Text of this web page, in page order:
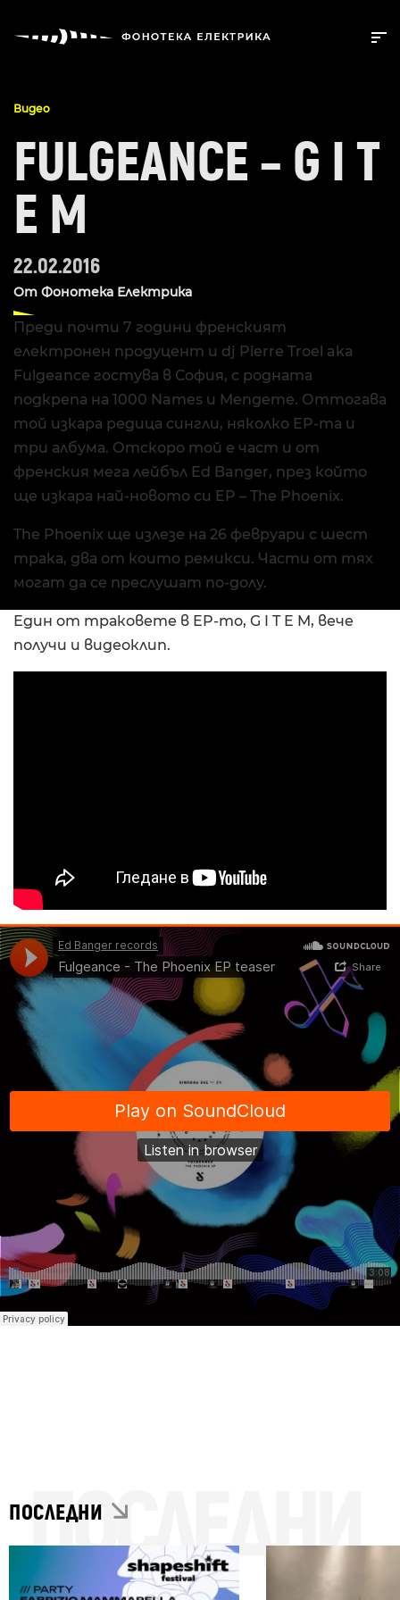
Видео
FULGEANCE – G I T
E M
22.02.2016
От Фонотека Електрика
Преди почти 7 години френският
електронен продуцент и dj Pierre Troel aka
Fulgeance гостува в София, с родната
подкрепа на 1000 Names и Mengeme. Оттогава
той изкара редица сингли, няколко EP-та и
три албума. Отскоро той е част и от
френския мега лейбъл Ed Banger, през който
ще изкара най-новото си EP – The Phoenix.
The Phoenix ще излезе на 26 февруари с шест
трака, два от които ремикси. Части от тях
могат да се преслушат по-долу.
Един от траковете в EP-то, G I T E M, вече
получи и видеоклип.
ПОСЛЕДНИ
ПОСЛЕДНИ